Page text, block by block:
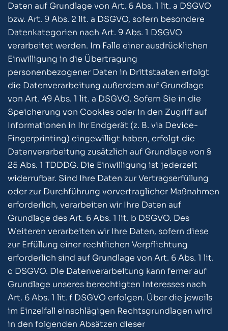
Daten auf Grundlage von Art. 6 Abs. 1 lit. a DSGVO
bzw. Art. 9 Abs. 2 lit. a DSGVO, sofern besondere
Datenkategorien nach Art. 9 Abs. 1 DSGVO
verarbeitet werden. Im Falle einer ausdrücklichen
Einwilligung in die Übertragung
personenbezogener Daten in Drittstaaten erfolgt
die Datenverarbeitung außerdem auf Grundlage
von Art. 49 Abs. 1 lit. a DSGVO. Sofern Sie in die
Speicherung von Cookies oder in den Zugriff auf
Informationen in Ihr Endgerät (z. B. via Device-
Fingerprinting) eingewilligt haben, erfolgt die
Datenverarbeitung zusätzlich auf Grundlage von §
25 Abs. 1 TDDDG. Die Einwilligung ist jederzeit
widerrufbar. Sind Ihre Daten zur Vertragserfüllung
oder zur Durchführung vorvertraglicher Maßnahmen
erforderlich, verarbeiten wir Ihre Daten auf
Grundlage des Art. 6 Abs. 1 lit. b DSGVO. Des
Weiteren verarbeiten wir Ihre Daten, sofern diese
zur Erfüllung einer rechtlichen Verpflichtung
erforderlich sind auf Grundlage von Art. 6 Abs. 1 lit.
c DSGVO. Die Datenverarbeitung kann ferner auf
Grundlage unseres berechtigten Interesses nach
Art. 6 Abs. 1 lit. f DSGVO erfolgen. Über die jeweils
im Einzelfall einschlägigen Rechtsgrundlagen wird
in den folgenden Absätzen dieser